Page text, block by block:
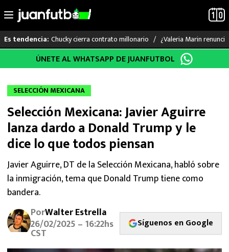
al
Es tendencia: Chucky cierra contrato millonario ¿Valeria Marin
LO ÚLTIMO
LIGA MX
RAYADOS
PUMAS
ATLANTE
SELECCIÓN MEXICANA
FUTBOL INTERNACIONAL
MEXICANOS EN EL EXTRANJERO
ÚNETE AL WHATSAPP DE JUANFUTBOL
SELECCIÓN MEXICANA
Selección Mexicana: Javier Aguirre
lanza dardo a Donald Trump y le
dice lo que todos piensan
Javier Aguirre, DT de la Selección Mexicana, habló sobre
la inmigración, tema que Donald Trump tiene como
bandera.
PorWalter Estrella
26/02/2025 – 16:22hs
CST
Síguenos en Google